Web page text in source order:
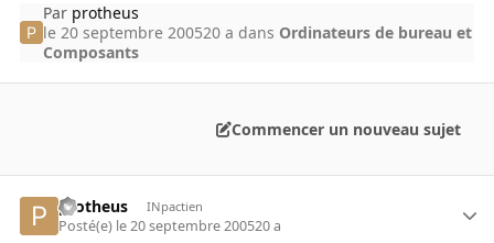
Par protheus
le 20 septembre 200520 a dans Ordinateurs de bureau et
Composants
Commencer un nouveau sujet
protheus INpactien
Posté(e) le 20 septembre 200520 a